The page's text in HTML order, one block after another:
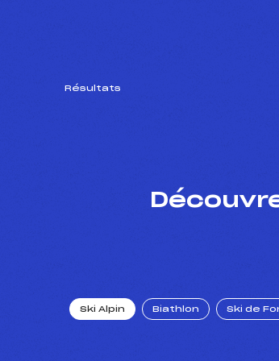
Résultats
Ski Alpin Biathlon Ski de